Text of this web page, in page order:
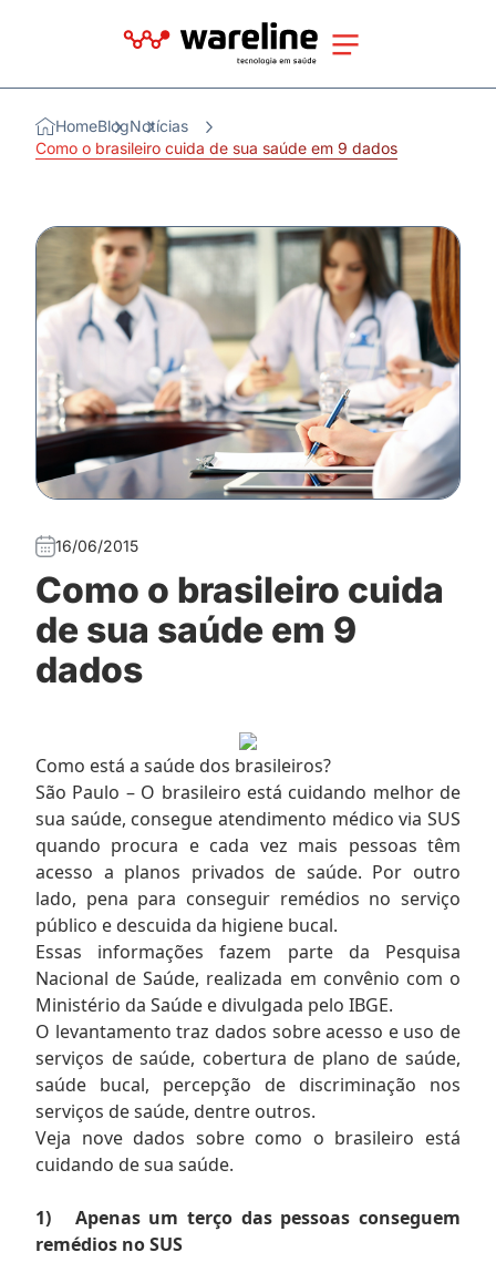
HomeBlogNotícias
Como o brasileiro cuida de sua saúde em 9 dados
16/06/2015
Como o brasileiro cuida
de sua saúde em 9
dados
Como está a saúde dos brasileiros?
São Paulo – O brasileiro está cuidando melhor de
sua saúde, consegue atendimento médico via SUS
quando procura e cada vez mais pessoas têm
acesso a planos privados de saúde. Por outro
lado, pena para conseguir remédios no serviço
público e descuida da higiene bucal.
Essas informações fazem parte da Pesquisa
Nacional de Saúde, realizada em convênio com o
Ministério da Saúde e divulgada pelo IBGE.
O levantamento traz dados sobre acesso e uso de
serviços de saúde, cobertura de plano de saúde,
saúde bucal, percepção de discriminação nos
serviços de saúde, dentre outros.
Veja nove dados sobre como o brasileiro está
cuidando de sua saúde.
1)
Apenas um terço das pessoas conseguem
remédios no SUS